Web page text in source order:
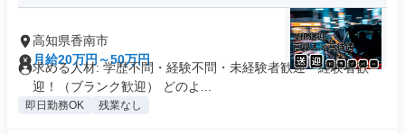
高知県香南市
月給20万円～50万円
求める人材: 学歴不問・経験不問・未経験者歓迎・経験者歓
迎！（ブランク歓迎） どのよ...
即日勤務OK 残業なし